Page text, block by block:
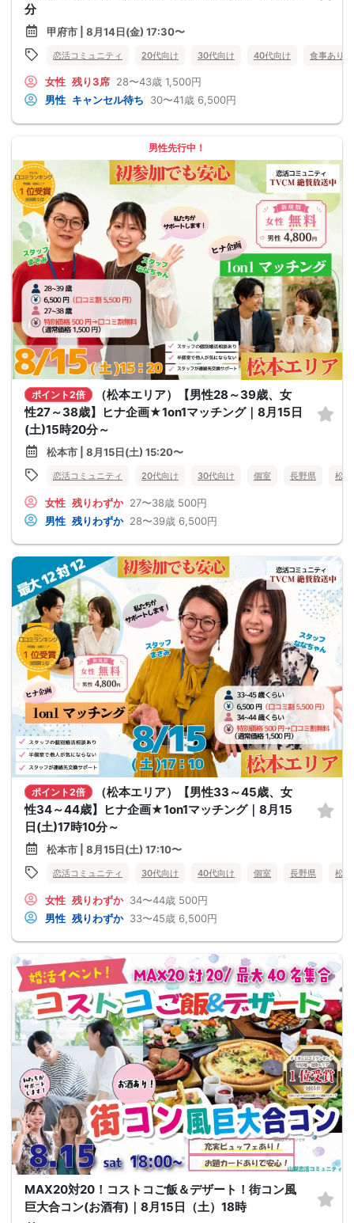
分
甲府市 | 8月14日(金) 17:30〜
恋活コミュニティ 20代向け 30代向け 40代向け 食事あり
女性 残り3席 28〜43歳 1,500円
男性 キャンセル待ち 30〜41歳 6,500円
男性先行中！
ポイント2倍
（松本エリア）【男性28～39歳、女
性27～38歳】ヒナ企画★1on1マッチング｜8月15日
(土)15時20分～
松本市 | 8月15日(土) 15:20〜
恋活コミュニティ 20代向け 30代向け 個室 長野県 松
女性 残りわずか 27〜38歳 500円
男性 残りわずか 28〜39歳 6,500円
ポイント2倍
（松本エリア）【男性33～45歳、女
性34～44歳】ヒナ企画★1on1マッチング｜8月15
日(土)17時10分～
松本市 | 8月15日(土) 17:10〜
恋活コミュニティ 30代向け 40代向け 個室 長野県 松
女性 残りわずか 34〜44歳 500円
男性 残りわずか 33〜45歳 6,500円
MAX20対20！コストコご飯＆デザート！街コン風
巨大合コン(お酒有)｜8月15日（土）18時